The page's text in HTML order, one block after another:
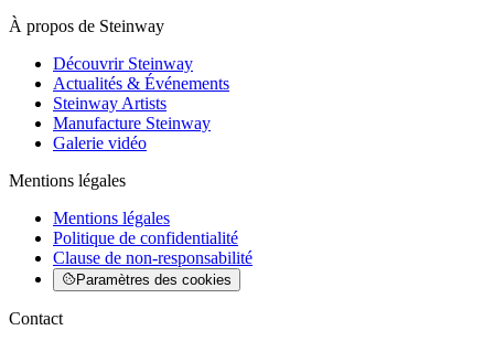
À propos de Steinway
Découvrir Steinway
Actualités & Événements
Steinway Artists
Manufacture Steinway
Galerie vidéo
Mentions légales
Mentions légales
Politique de confidentialité
Clause de non-responsabilité
Paramètres des cookies
Contact